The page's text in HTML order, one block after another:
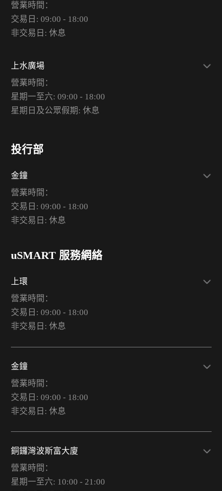
營業時間：
交易日: 09:00 - 18:00
非交易日: 休息
上水廣場
營業時間：
星期一至六: 09:00 - 18:00
星期日及公眾假期: 休息
投行部
金鐘
營業時間：
交易日: 09:00 - 18:00
非交易日: 休息
uSMART 服務網絡
上環
營業時間：
交易日: 09:00 - 18:00
非交易日: 休息
金鐘
營業時間：
交易日: 09:00 - 18:00
非交易日: 休息
銅鑼灣波斯富大廈
營業時間：
星期一至六: 10:00 - 21:00